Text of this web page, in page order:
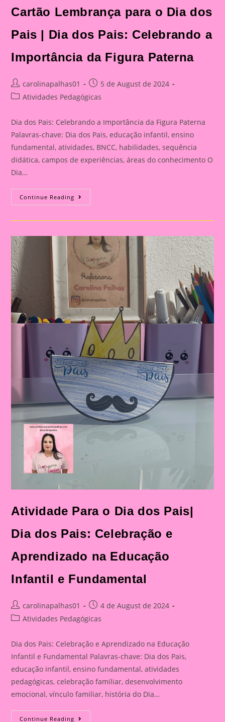
Cartão Lembrança para o Dia dos
Pais | Dia dos Pais: Celebrando a
Importância da Figura Paterna
Post
author:
carolinapalhas01
Post
published:
5 de August de 2024
PostAtividades Pedagógicas
Dia dos Pais: Celebrando a Importância da Figura Paterna
Palavras-chave: Dia dos Pais, educação infantil, ensino
fundamental, atividades, BNCC, habilidades, sequência
didática, campos de experiências, áreas do conhecimento O
Dia…
Continue Reading Cartão
Lembrança
O
Pais
|
Dia
Dos
Pais:
Celebrando
Importância
Da
Figura
Paterna
Atividade Para o Dia dos Pais|
Dia dos Pais: Celebração e
Aprendizado na Educação
Infantil e Fundamental
Post
author:
carolinapalhas01
Post
published:
4 de August de 2024
PostAtividades Pedagógicas
Dia dos Pais: Celebração e Aprendizado na Educação
Infantil e Fundamental Palavras-chave: Dia dos Pais,
educação infantil, ensino fundamental, atividades
pedagógicas, celebração familiar, desenvolvimento
emocional, vínculo familiar, história do Dia…
Continue Reading Atividade